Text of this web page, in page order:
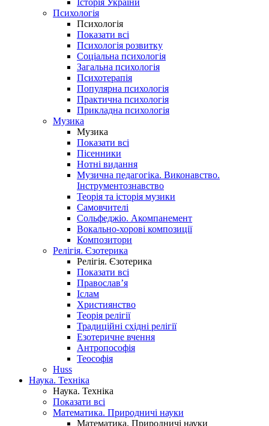
Історія України
Психологія
Психологія
Показати всі
Психологія розвитку
Соціальна психологія
Загальна психологія
Психотерапія
Популярна психологія
Практична психологія
Прикладна психологія
Музика
Музика
Показати всі
Пісенники
Нотні видання
Музична педагогіка. Виконавство.
Інструментознавство
Теорія та історія музики
Самовчителі
Сольфеджіо. Акомпанемент
Вокально-хорові композиції
Композитори
Релігія. Єзотерика
Релігія. Єзотерика
Показати всі
Православ’я
Іслам
Християнство
Теорія релігії
Традиційні східні релігії
Езотеричне вчення
Антропософія
Теософія
Huss
Наука. Техніка
Наука. Техніка
Показати всі
Математика. Природничі науки
Математика. Природничі науки